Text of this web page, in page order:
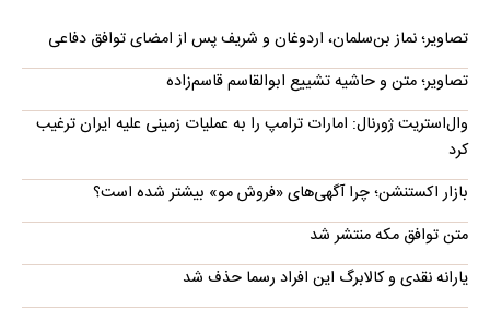
تصاویر؛ نماز بن‌سلمان، اردوغان و شریف پس از امضای توافق دفاعی
تصاویر؛ متن و حاشیه تشییع ابوالقاسم قاسم‌زاده
وال‌استریت ژورنال: امارات ترامپ را به عملیات زمینی علیه ایران ترغیب
کرد
بازار اکستنشن؛ چرا آگهی‌های «فروش مو» بیشتر شده است؟
متن توافق مکه منتشر شد
یارانه نقدی و کالابرگ این افراد رسما حذف شد